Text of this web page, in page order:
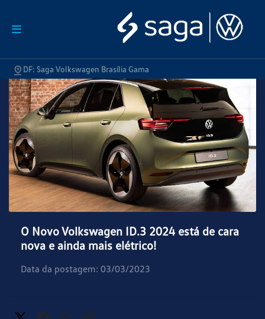
DF: Saga Volkswagen Brasília Gama
O Novo Volkswagen ID.3 2024 está de cara
nova e ainda mais elétrico!
Data da postagem: 03/03/2023